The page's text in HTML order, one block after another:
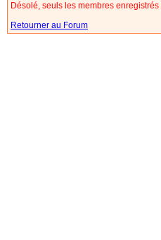
Désolé, seuls les membres
Retourner au Forum